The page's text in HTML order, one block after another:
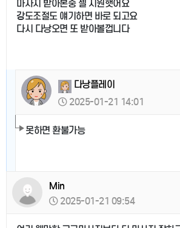
마사지 받아본중 젤 시원햇어요
강도조절도 얘기하면 바로 되고요
다시 다낭오면 또 받아볼껍니다
다낭플레이
2025-01-21 14:01
못하면 환불가능
Min
2025-01-21 09:54